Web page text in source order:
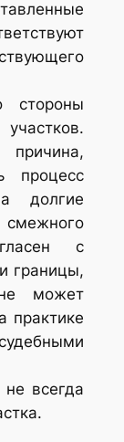
стороны
процесс
долгие
с
границы,
может
практике
не всегда